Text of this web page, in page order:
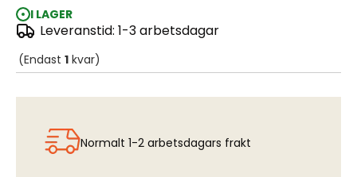
I LAGER
Leveranstid: 1-3 arbetsdagar
(Endast 1 kvar)
A-1A Ground Attack Aircraft 1:48
Normalt 1-2 arbetsdagars frakt